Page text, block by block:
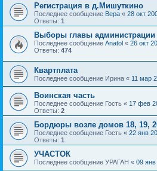
Регистрация в д.Мишуткино
Последнее сообщение Вера « 28 окт
Ответы: 1
Выборы главы администрации
Последнее сообщение Anatol « 26 окт
Ответы: 474
Квартплата
Последнее сообщение Ирина « 11 мар
Воинская часть
Последнее сообщение Гость « 17 фев
Ответы: 2
Бордюры возле домов 18, 19,
Последнее сообщение Гость « 22 янв
Ответы: 1
УЧАСТОК
Последнее сообщение УРАГАН « 09 янв